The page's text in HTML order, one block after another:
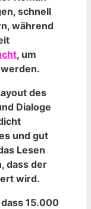
schnell‍
‍während
, um
des
Dialoge
und gut
Lesen
⁢dass der
wird.
15.000